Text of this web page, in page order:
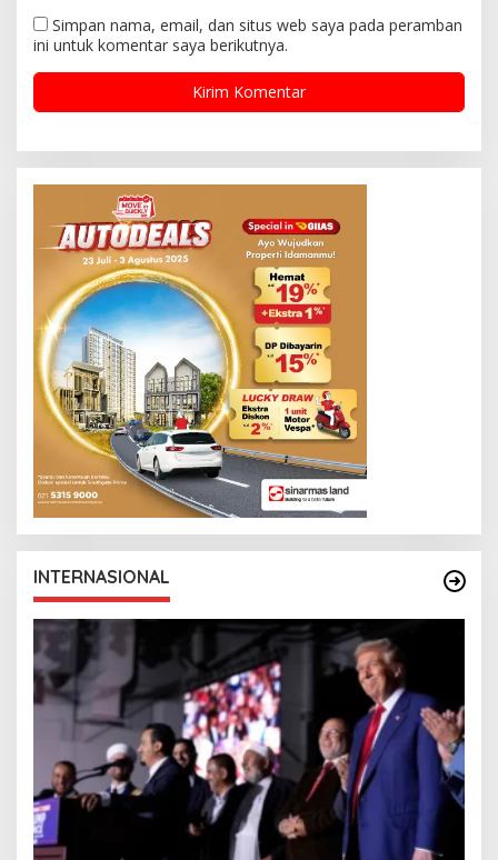
Simpan nama, email, dan situs web saya pada peramban
ini untuk komentar saya berikutnya.
INTERNASIONAL